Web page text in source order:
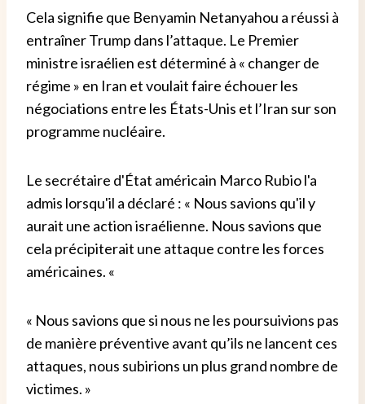
Cela signifie que Benyamin Netanyahou a réussi à
entraîner Trump dans l’attaque. Le Premier
ministre israélien est déterminé à « changer de
régime » en Iran et voulait faire échouer les
négociations entre les États-Unis et l’Iran sur son
programme nucléaire.
Le secrétaire d'État américain Marco Rubio l'a
admis lorsqu'il a déclaré : « Nous savions qu'il y
aurait une action israélienne. Nous savions que
cela précipiterait une attaque contre les forces
américaines. «
« Nous savions que si nous ne les poursuivions pas
de manière préventive avant qu’ils ne lancent ces
attaques, nous subirions un plus grand nombre de
victimes. »